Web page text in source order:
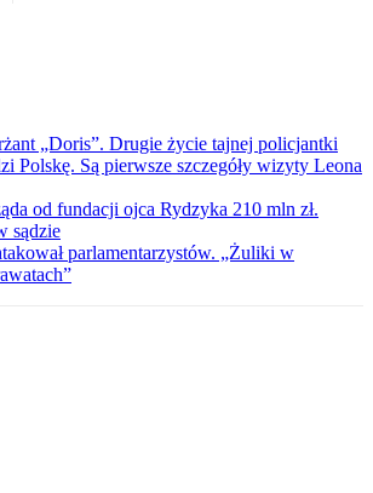
„Doris”. Drugie życie tajnej policjantki
Polskę. Są pierwsze szczegóły wizyty Leona
od fundacji ojca Rydzyka 210 mln zł.
sądzie
parlamentarzystów. „Żuliki w